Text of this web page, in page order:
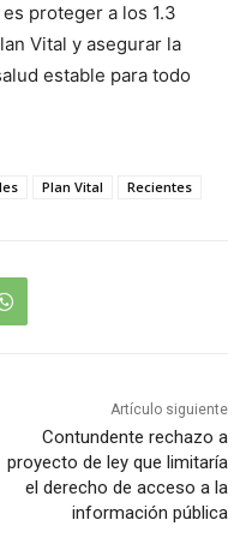
proteger a los 1.3
Vital y asegurar la
estable para todo
Plan Vital Recientes
Artículo siguiente
Contundente rechazo a
proyecto de ley que limitaría
el derecho de acceso a la
información pública